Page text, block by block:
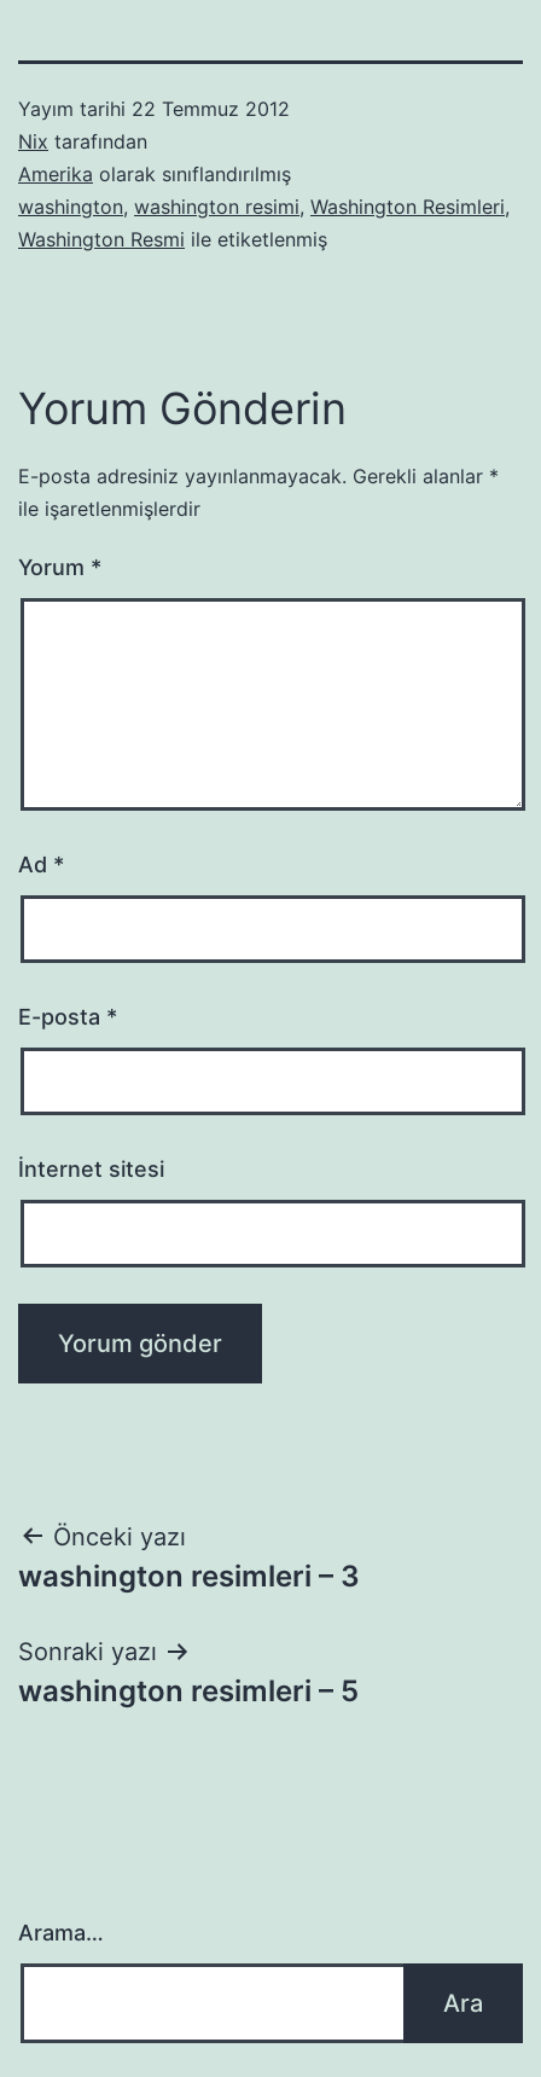
Yayım tarihi 22 Temmuz 2012
Nix tarafından
Amerika olarak sınıflandırılmış
washington, washington resimi, Washington Resimleri,
Washington Resmi ile etiketlenmiş
Yorum Gönderin
E-posta adresiniz yayınlanmayacak. Gerekli alanlar *
ile işaretlenmişlerdir
Yorum *
Ad *
E-posta *
İnternet sitesi
Yazı
gezinmesi
Önceki yazı
washington resimleri – 3
Sonraki yazı
washington resimleri – 5
Arama…